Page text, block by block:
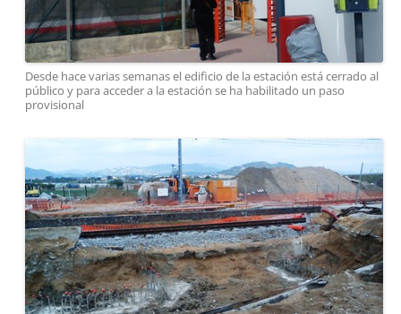
Desde hace varias semanas el edificio de la estación está cerrado al
público y para acceder a la estación se ha habilitado un paso
provisional